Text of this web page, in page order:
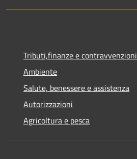
Tributi,finanze e contravvenzioni
Ambiente
Salute, benessere e assistenza
Autorizzazioni
Agricoltura e pesca